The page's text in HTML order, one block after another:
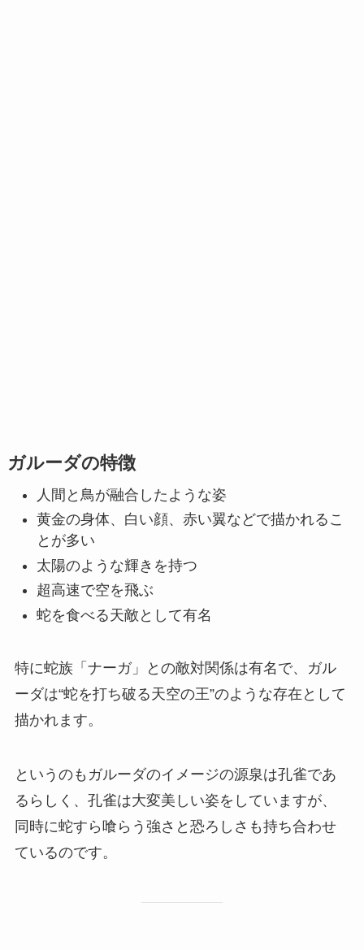
ガルーダの特徴
人間と鳥が融合したような姿
黄金の身体、白い顔、赤い翼などで描かれるこ
とが多い
太陽のような輝きを持つ
超高速で空を飛ぶ
蛇を食べる天敵として有名
特に蛇族「ナーガ」との敵対関係は有名で、ガル
ーダは“蛇を打ち破る天空の王”のような存在として
描かれます。
というのもガルーダのイメージの源泉は孔雀であ
るらしく、孔雀は大変美しい姿をしていますが、
同時に蛇すら喰らう強さと恐ろしさも持ち合わせ
ているのです。